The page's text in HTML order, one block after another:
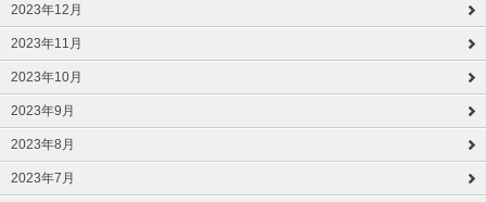
2023年12月
2023年11月
2023年10月
2023年9月
2023年8月
2023年7月